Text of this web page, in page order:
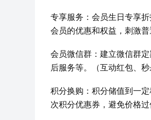
专享服务：会员生日专享
会员的优惠和权益，刺激普
会员微信群：建立微信群
后服务等。（互动红包、
积分换购：积分储值到一
次积分优惠券，避免价格过